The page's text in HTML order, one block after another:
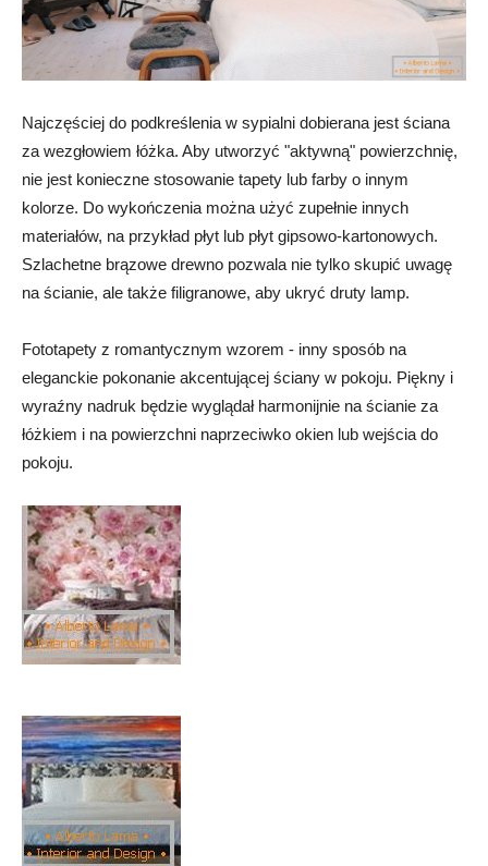
Najczęściej do podkreślenia w sypialni dobierana jest ściana
za wezgłowiem łóżka. Aby utworzyć "aktywną" powierzchnię,
nie jest konieczne stosowanie tapety lub farby o innym
kolorze. Do wykończenia można użyć zupełnie innych
materiałów, na przykład płyt lub płyt gipsowo-kartonowych.
Szlachetne brązowe drewno pozwala nie tylko skupić uwagę
na ścianie, ale także filigranowe, aby ukryć druty lamp.
Fototapety z romantycznym wzorem - inny sposób na
eleganckie pokonanie akcentującej ściany w pokoju. Piękny i
wyraźny nadruk będzie wyglądał harmonijnie na ścianie za
łóżkiem i na powierzchni naprzeciwko okien lub wejścia do
pokoju.